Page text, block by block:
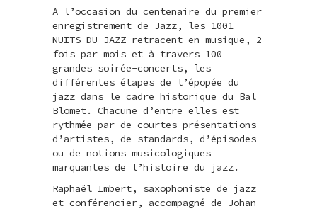
A l’occasion du centenaire du premier
enregistrement de Jazz, les 1001
NUITS DU JAZZ retracent en musique, 2
fois par mois et à travers 100
grandes soirée-concerts, les
différentes étapes de l’épopée du
jazz dans le cadre historique du Bal
Blomet. Chacune d’entre elles est
rythmée par de courtes présentations
d’artistes, de standards, d’épisodes
ou de notions musicologiques
marquantes de l’histoire du jazz.
Raphaël Imbert, saxophoniste de jazz
et conférencier, accompagné de Johan